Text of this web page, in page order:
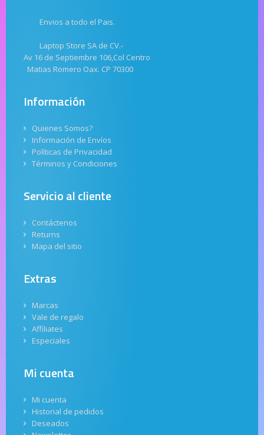
Envios a todo el Pais.
Laptop Store SA de CV.-
Av 16 de Septiembre 106,Col Centro
Matias Romero Oax. CP 70300
Información
Quienes Somos?
Información de Envíos
Políticas de Privacidad
Términos y Condiciones
Servicio al cliente
Contáctenos
Returns
Mapa del sitio
Extras
Marcas
Vale de regalo
Affiliates
Especiales
Mi cuenta
Mi cuenta
Historial de pedidos
Deseados